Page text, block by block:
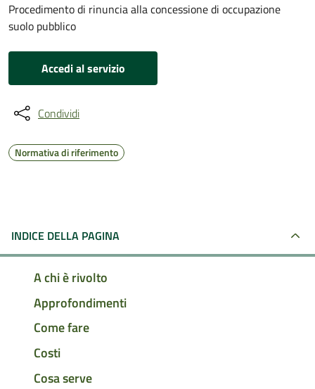
Procedimento di rinuncia alla concessione di occupazione
suolo pubblico
Accedi al servizio
Condividi
Normativa di riferimento
INDICE DELLA PAGINA
A chi è rivolto
Approfondimenti
Come fare
Costi
Cosa serve